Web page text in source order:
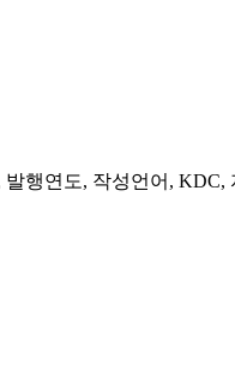
행연도, 작성언어,